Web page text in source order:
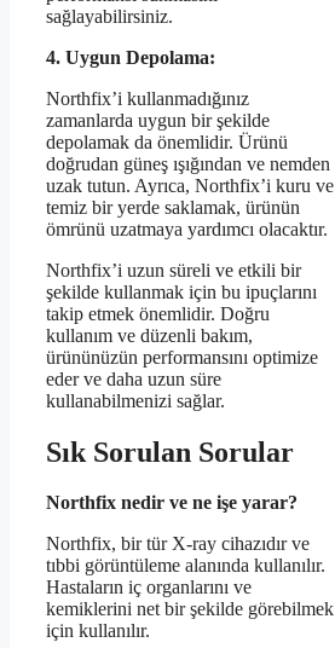
sağlayabilirsiniz.
4. Uygun Depolama:
Northfix’i kullanmadığınız
zamanlarda uygun bir şekilde
depolamak da önemlidir. Ürünü
doğrudan güneş ışığından ve nemden
uzak tutun. Ayrıca, Northfix’i kuru ve
temiz bir yerde saklamak, ürünün
ömrünü uzatmaya yardımcı olacaktır.
Northfix’i uzun süreli ve etkili bir
şekilde kullanmak için bu ipuçlarını
takip etmek önemlidir. Doğru
kullanım ve düzenli bakım,
ürününüzün performansını optimize
eder ve daha uzun süre
kullanabilmenizi sağlar.
Sık Sorulan Sorular
Northfix nedir ve ne işe yarar?
Northfix, bir tür X-ray cihazıdır ve
tıbbi görüntüleme alanında kullanılır.
Hastaların iç organlarını ve
kemiklerini net bir şekilde görebilmek
için kullanılır.